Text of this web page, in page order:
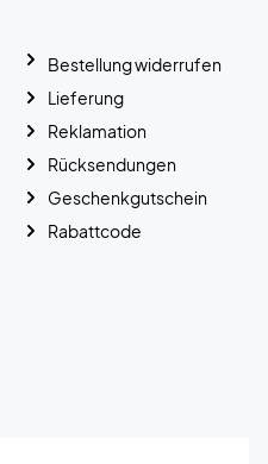
Bestellung widerrufen
Lieferung
Reklamation
Rücksendungen
Geschenkgutschein
Rabattcode